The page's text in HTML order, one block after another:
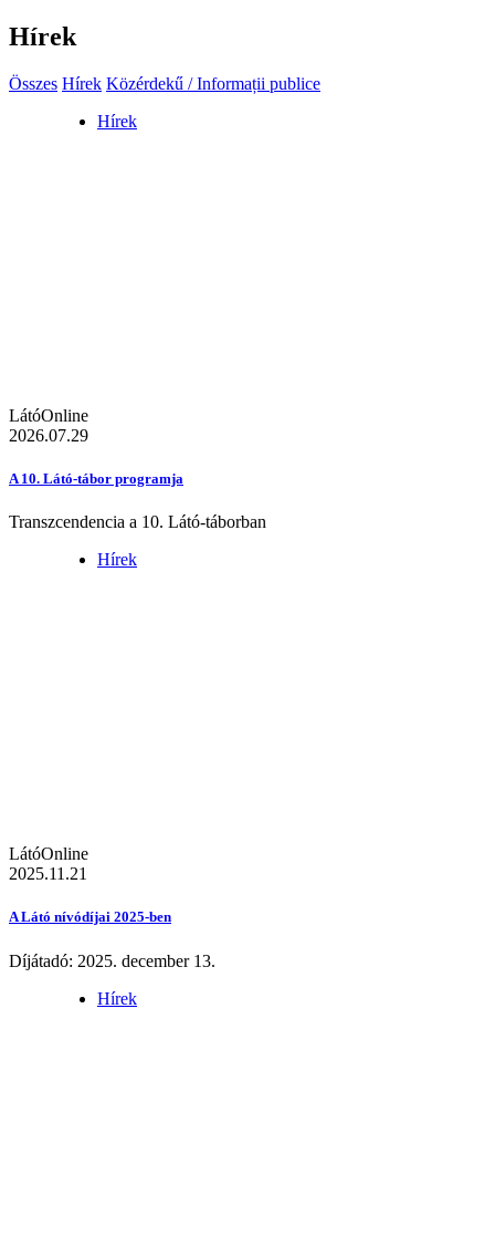
Hírek
Összes Hírek Közérdekű / Informații publice
Hírek
LátóOnline
2026.07.29
A 10. Látó-tábor programja
Transzcendencia a 10. Látó-táborban
Hírek
LátóOnline
2025.11.21
A Látó nívódíjai 2025-ben
Díjátadó: 2025. december 13.
Hírek